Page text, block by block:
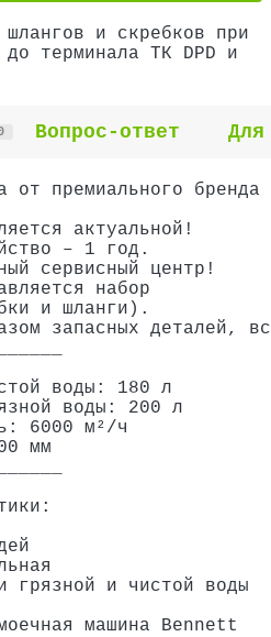
шлангов и скребков при
терминала ТК DPD и
Вопрос-ответ
от премиального бренда
актуальной!
– 1 год.
сервисный центр!
набор
и шланги).
запасных деталей,
воды: 180 л
воды: 200 л
6000 м²/ч
мм
грязной и чистой воды
машина Bennett